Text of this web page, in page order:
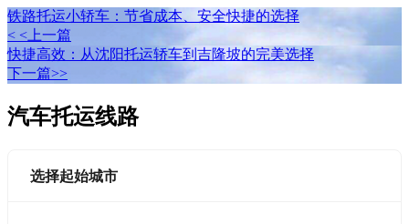
铁路托运小轿车：节省成本、安全快捷的选择
< <上一篇
快捷高效：从沈阳托运轿车到吉隆坡的完美选择
下一篇>>
汽车托运线路
选择起始城市